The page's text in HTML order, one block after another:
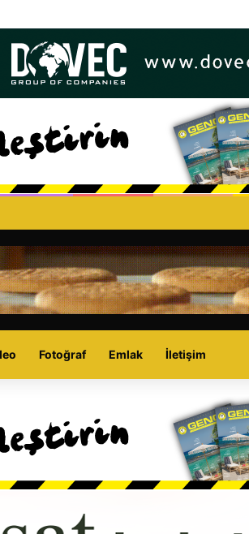
aldı: 40 yaşındaki adam yaşamını yitirdi
Fotoğraf Emlak İletişim